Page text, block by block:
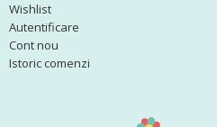
Wishlist
Autentificare
Cont nou
Istoric comenzi